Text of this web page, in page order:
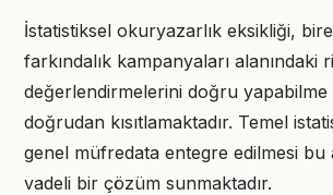
İstatistiksel okuryazarlık eksikliği,
farkındalık kampanyaları alanındaki
değerlendirmelerini doğru yapabilme
doğrudan kısıtlamaktadır. Temel
genel müfredata entegre edilmesi bu
vadeli bir çözüm sunmaktadır.